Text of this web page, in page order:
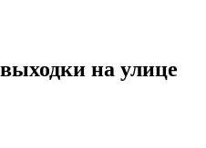
на улице